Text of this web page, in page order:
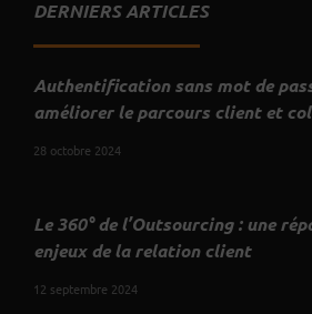
DERNIERS ARTICLES
Authentification sans mot de
améliorer le parcours client et
28 octobre 2024
Le 360° de l’Outsourcing : une
enjeux de la relation client
12 septembre 2024